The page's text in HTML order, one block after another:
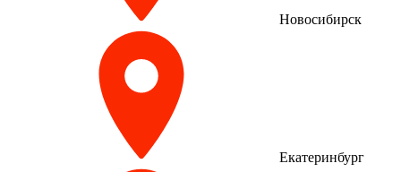
Новосибирск
Екатеринбург